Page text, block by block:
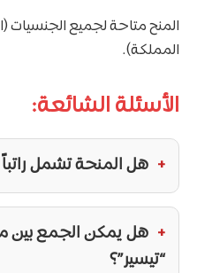
المنح متاحة لجميع
المملكة).
الأسئلة الشائعة:
هل المنحة تشمل
هل يمكن الجمع بين
“تيسير”؟